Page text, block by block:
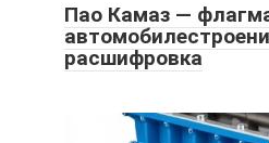
Пао Камаз —
расшифровка